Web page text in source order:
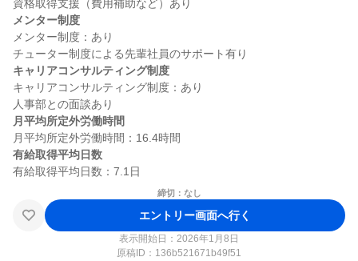
メンター制度
メンター制度：あり
キャリアコンサルティング制度
キャリアコンサルティング制度：あり
月平均所定外労働時間
有給取得平均日数
締切：なし
エントリー画面へ行く
表示開始日：2026年1月8日
原稿ID： 136b521671b49f51